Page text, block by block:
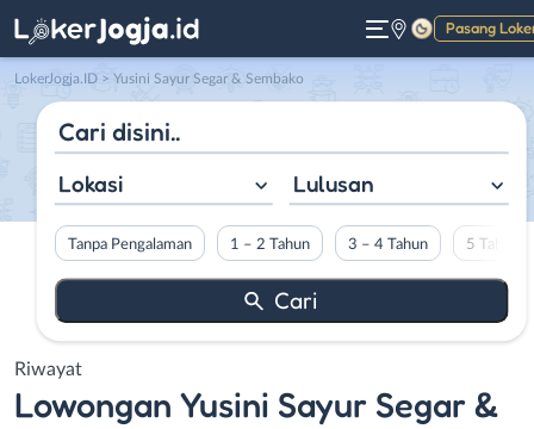
Pasang
Gelap
LokerJogja.ID > Yusini Sayur Segar & Sembako
Lokasi Lulusan
Tanpa Pengalaman 1 – 2 Tahun 3 – 4 Tahun 5 Tahun
Riwayat
Lowongan Yusini Sayur Segar &